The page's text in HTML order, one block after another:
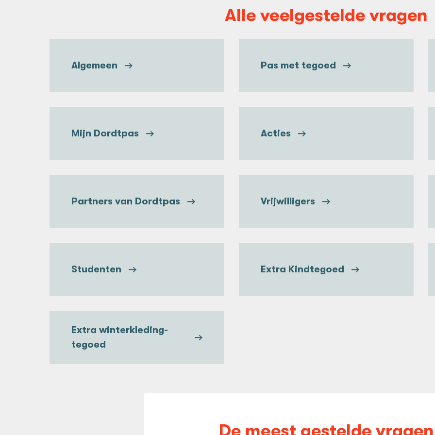
Alle veelgestelde vragen
Algemeen Pas met tegoed
Mijn Dordtpas Acties
Partners van Dordtpas Vrijwilligers
Studenten Extra Kindtegoed
Extra winterkleding-
tegoed
De meest gestelde vragen